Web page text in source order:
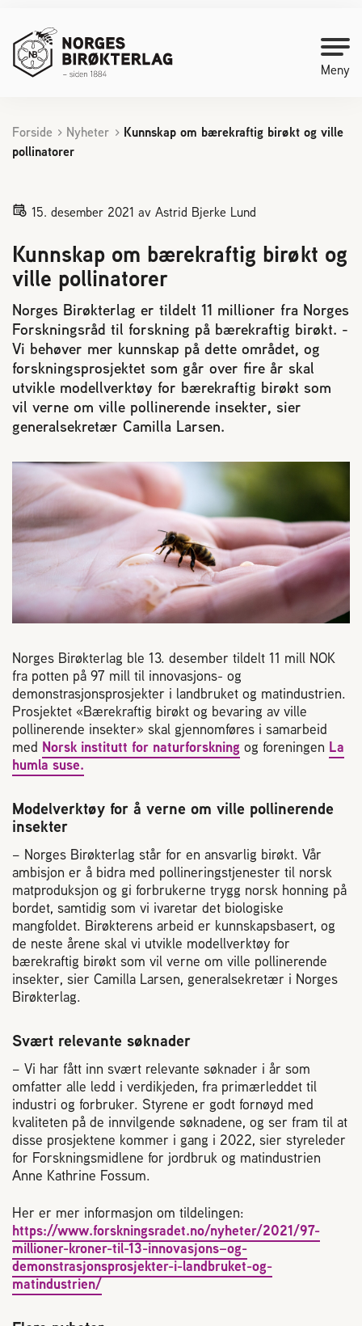
Meny
Kontakt oss
Medlemssider
Biene svermer
Reaksjon på bistikk
Om Norges Birøkterlag
Finn fylkes- og lokallag
Nyheter
Kurs
Lover og regler
Plassering av bigård
Sjekkliste for kjøp og salg av bier
Sykdom hos bier
Sukkeravgiftsrefusjon
Prosjekter
Norges Birøkterlags standpunkt
Dampsagveien 14
2004 Lillestrøm
TEL 63 94 20 80
post@norbi.no
Forside Nyheter
Kunnskap om bærekraftig birøkt og ville
pollinatorer
15. desember 2021 av Astrid Bjerke Lund
Kunnskap om bærekraftig birøkt og
ville pollinatorer
Norges Birøkterlag er tildelt 11 millioner fra Norges
Forskningsråd til forskning på bærekraftig birøkt. -
Vi behøver mer kunnskap på dette området, og
forskningsprosjektet som går over fire år skal
utvikle modellverktøy for bærekraftig birøkt som
vil verne om ville pollinerende insekter, sier
generalsekretær Camilla Larsen.
Norges Birøkterlag ble 13. desember tildelt 11 mill NOK
fra potten på 97 mill til innovasjons- og
demonstrasjonsprosjekter i landbruket og matindustrien.
Prosjektet «Bærekraftig birøkt og bevaring av ville
pollinerende insekter» skal gjennomføres i samarbeid
med Norsk institutt for naturforskning og foreningen La
humla suse.
Modelverktøy for å verne om ville pollinerende
insekter
– Norges Birøkterlag står for en ansvarlig birøkt. Vår
ambisjon er å bidra med pollineringstjenester til norsk
matproduksjon og gi forbrukerne trygg norsk honning på
bordet, samtidig som vi ivaretar det biologiske
mangfoldet. Birøkterens arbeid er kunnskapsbasert, og
de neste årene skal vi utvikle modellverktøy for
bærekraftig birøkt som vil verne om ville pollinerende
insekter, sier Camilla Larsen, generalsekretær i Norges
Birøkterlag.
Svært relevante søknader
– Vi har fått inn svært relevante søknader i år som
omfatter alle ledd i verdikjeden, fra primærleddet til
industri og forbruker. Styrene er godt fornøyd med
kvaliteten på de innvilgende søknadene, og ser fram til at
disse prosjektene kommer i gang i 2022, sier styreleder
for Forskningsmidlene for jordbruk og matindustrien
Anne Kathrine Fossum.
Her er mer informasjon om tildelingen:
https://www.forskningsradet.no/nyheter/2021/97-
millioner-kroner-til-13-innovasjons–og-
demonstrasjonsprosjekter-i-landbruket-og-
matindustrien/